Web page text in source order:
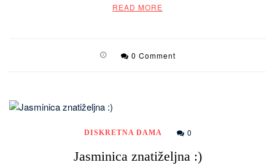
READ MORE
0 Comment
DISKRETNA DAMA 0
Jasminica znatiželjna :)